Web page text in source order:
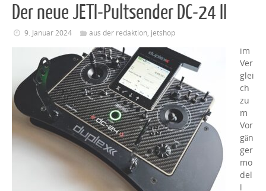
Der neue JETI-Pultsender DC-24 II
9. Januar 2024 aus der redaktion, jetshop
im
Ver
glei
ch
zu
m
Vor
gän
ger
mo
del
l